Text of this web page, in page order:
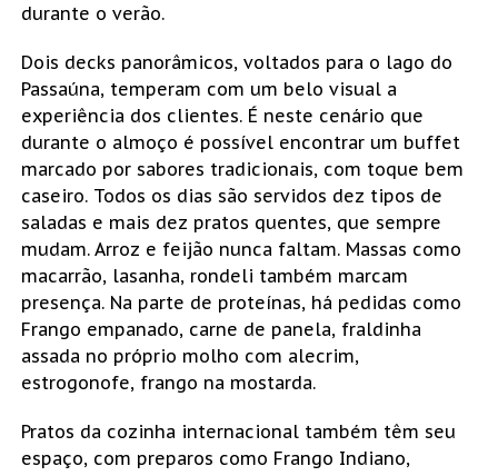
durante o verão.
Dois decks panorâmicos, voltados para o lago do
Passaúna, temperam com um belo visual a
experiência dos clientes. É neste cenário que
durante o almoço é possível encontrar um buffet
marcado por sabores tradicionais, com toque bem
caseiro. Todos os dias são servidos dez tipos de
saladas e mais dez pratos quentes, que sempre
mudam. Arroz e feijão nunca faltam. Massas como
macarrão, lasanha, rondeli também marcam
presença. Na parte de proteínas, há pedidas como
Frango empanado, carne de panela, fraldinha
assada no próprio molho com alecrim,
estrogonofe, frango na mostarda.
Pratos da cozinha internacional também têm seu
espaço, com preparos como Frango Indiano,